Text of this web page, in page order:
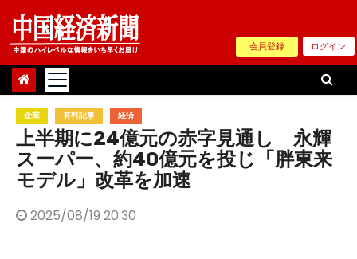
Skip
content
会員登録 ログイン
企業 有料記事 経済
上半期に24億元の赤字見通し 永輝
スーパー、約40億元を投じ「胖東来
モデル」改革を加速
2025/08/19 20:30